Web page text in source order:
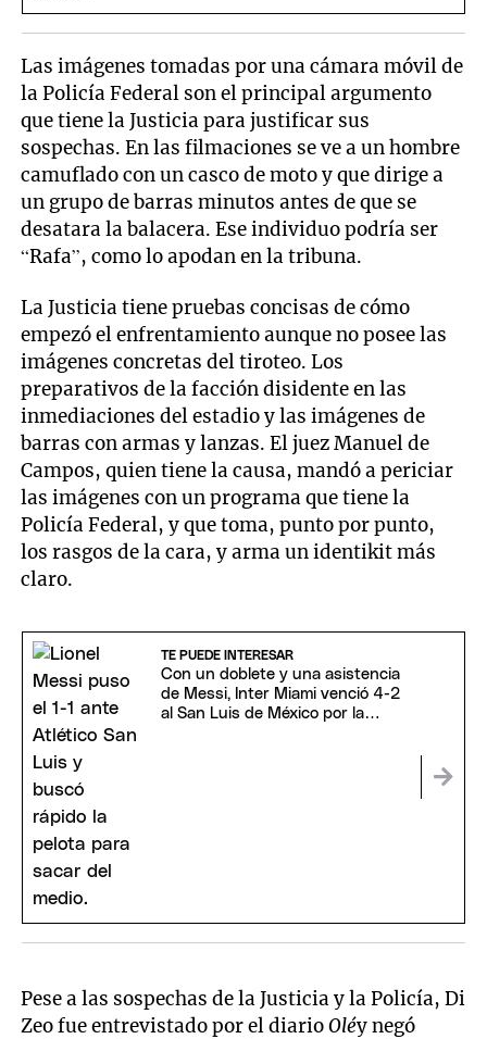
Las imágenes tomadas por una cámara móvil de
la Policía Federal son el principal argumento
que tiene la Justicia para justificar sus
sospechas. En las filmaciones se ve a un hombre
camuflado con un casco de moto y que dirige a
un grupo de barras minutos antes de que se
desatara la balacera. Ese individuo podría ser
“Rafa”, como lo apodan en la tribuna.
La Justicia tiene pruebas concisas de cómo
empezó el enfrentamiento aunque no posee las
imágenes concretas del tiroteo. Los
preparativos de la facción disidente en las
inmediaciones del estadio y las imágenes de
barras con armas y lanzas. El juez Manuel de
Campos, quien tiene la causa, mandó a periciar
las imágenes con un programa que tiene la
Policía Federal, y que toma, punto por punto,
los rasgos de la cara, y arma un identikit más
claro.
TE PUEDE INTERESAR
Con un doblete y una asistencia
de Messi, Inter Miami venció 4-2
al San Luis de México por la
Pese a las sospechas de la Justicia y la Policía, Di
Zeo fue entrevistado por el diarioOléy negó